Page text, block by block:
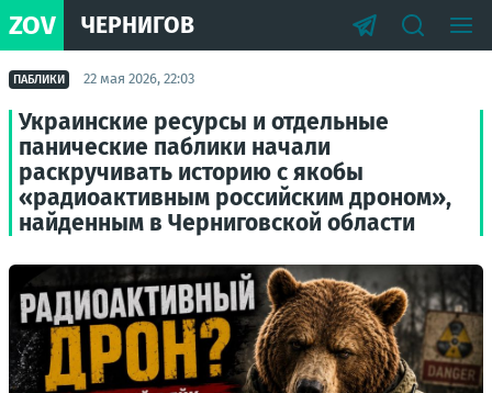
ZOV ЧЕРНИГОВ
ПАБЛИКИ 22 мая 2026, 22:03
Украинские ресурсы и отдельные
панические паблики начали
раскручивать историю с якобы
«радиоактивным российским дроном»,
найденным в Черниговской области